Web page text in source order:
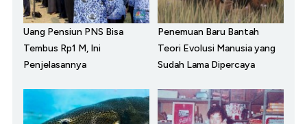
Uang Pensiun PNS Bisa
Tembus Rp1 M, Ini
Penjelasannya
Penemuan Baru Bantah
Teori Evolusi Manusia yang
Sudah Lama Dipercaya